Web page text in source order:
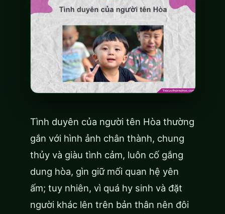
Tình duyên của người tên Hòa thường
gắn với hình ảnh chân thành, chung
thủy và giàu tình cảm, luôn cố gắng
dung hòa, gìn giữ mối quan hệ yên
ấm; tuy nhiên, vì quá hy sinh và đặt
người khác lên trên bản thân nên đôi